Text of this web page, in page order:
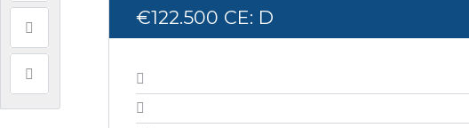
€122.500 CE: D